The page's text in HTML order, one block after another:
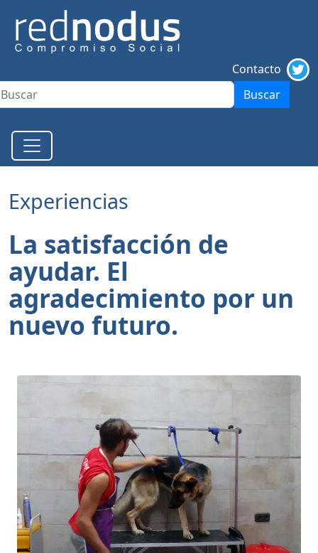
Contacto
Buscar
Experiencias
La satisfacción de
ayudar. El
agradecimiento por un
nuevo futuro.